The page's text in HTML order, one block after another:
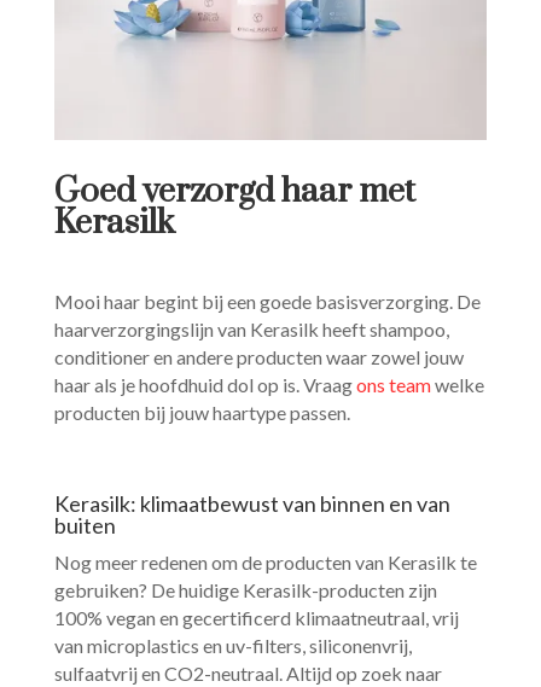
Goed verzorgd haar met
Kerasilk
Mooi haar begint bij een goede basisverzorging. De
haarverzorgingslijn van Kerasilk heeft shampoo,
conditioner en andere producten waar zowel jouw
haar als je hoofdhuid dol op is. Vraagons teamwelke
producten bij jouw haartype passen.
Kerasilk: klimaatbewust van binnen en van
buiten
Nog meer redenen om de producten van Kerasilk te
gebruiken? De huidige Kerasilk-producten zijn
100% vegan en gecertificerd klimaatneutraal, vrij
van microplastics en uv-filters, siliconenvrij,
sulfaatvrij en CO2-neutraal. Altijd op zoek naar